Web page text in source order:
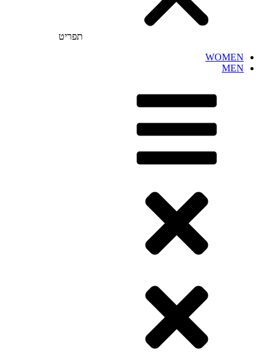
תפריט
WOMEN
MEN